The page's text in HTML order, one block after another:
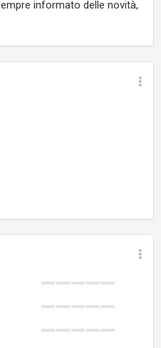
informato delle novità,